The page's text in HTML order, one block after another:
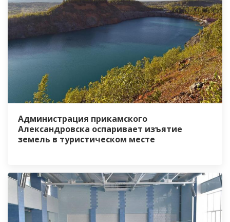
Администрация прикамского
Александровска оспаривает изъятие
земель в туристическом месте